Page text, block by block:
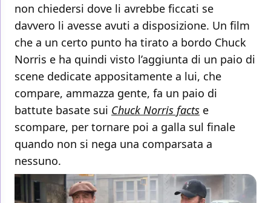
non chiedersi dove li avrebbe ficcati se
davvero li avesse avuti a disposizione. Un film
che a un certo punto ha tirato a bordo Chuck
Norris e ha quindi visto l’aggiunta di un paio di
scene dedicate appositamente a lui, che
compare, ammazza gente, fa un paio di
battute basate sui Chuck Norris facts e
scompare, per tornare poi a galla sul finale
quando non si nega una comparsata a
nessuno.